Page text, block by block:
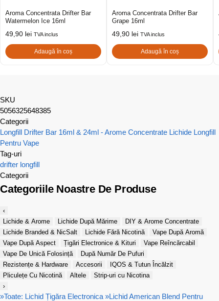
Aroma Concentrata Drifter Bar
Watermelon Ice 16ml
49,90 lei TVA inclus
Adaugă în coș
Aroma Concentrata Drifter Bar
Grape 16ml
49,90 lei TVA inclus
Adaugă în coș
SKU
5056325648385
Categorii
Longfill Drifter Bar 16ml & 24ml - Arome Concentrate Lichide Longfill
Pentru Vape
Tag-uri
drifter longfill
Categorii
Categoriile Noastre De Produse
‹
Lichide & Arome
Lichide După Mărime
DIY & Arome Concentrate
Lichide Branded & NicSalt
Lichide Fără Nicotină
Vape După Aromă
Vape După Aspect
Țigări Electronice & Kituri
Vape Reîncărcabil
Vape De Unică Folosință
După Număr De Pufuri
Rezistențe & Hardware
Accesorii
IQOS & Tutun Încălzit
Pliculețe Cu Nicotină
Altele
Strip-uri cu Nicotina
›
»Toate: Lichid Țigăra Electronica »Lichid American Blend Pentru